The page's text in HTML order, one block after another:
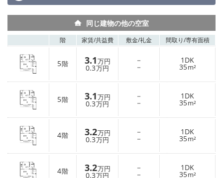
同じ建物の他の空室
階 家賃/共益費 敷金/礼金 間取り/専有面積
5階 3.1万円
0.3万円
－
－
1DK
35m²
5階 3.1万円
0.3万円
－
－
1DK
35m²
4階 3.2万円
0.3万円
－
－
1DK
35m²
4階 3.2万円
0.3万円
－
－
1DK
35m²